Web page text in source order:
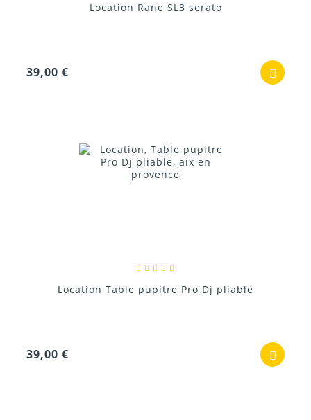
Location Rane SL3 serato
39,00 €
Location Table pupitre Pro Dj pliable
39,00 €